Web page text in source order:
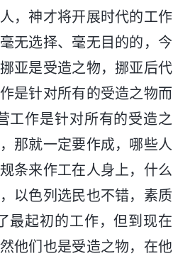
，神才将开展时代的工作
无选择、毫无目的的，今
亚是受造之物，挪亚后代
是针对所有的受造之物而
工作是针对所有的受造之
那就一定要作成，哪些人
条来作工在人身上，什么
以色列选民也不错，素质
最起初的工作，但到现在
他们也是受造之物，在他